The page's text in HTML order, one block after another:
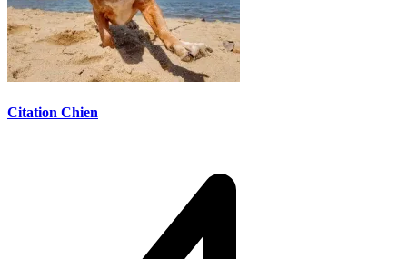
Citation Chien